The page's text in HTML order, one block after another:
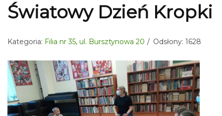
Światowy Dzień Kropki
Kategoria: Filia nr 35, ul. Bursztynowa 20 Odsłony: 1628